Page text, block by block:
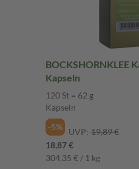
BOCKSHORNKLEE
Kapseln
120 St = 62 g
Kapseln
-5%
UVP: 19,89 €
18,87 €
304,35 € / 1 kg